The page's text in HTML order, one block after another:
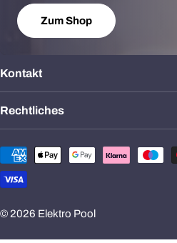
Zum Shop
Kontakt
Rechtliches
Zahlungsmethoden
© 2026 Elektro Pool